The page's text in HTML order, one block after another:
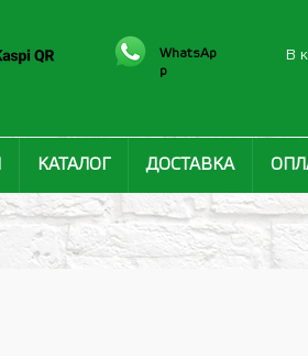
КАТАЛОГ ДОСТАВКА
WhatsAp
p
В